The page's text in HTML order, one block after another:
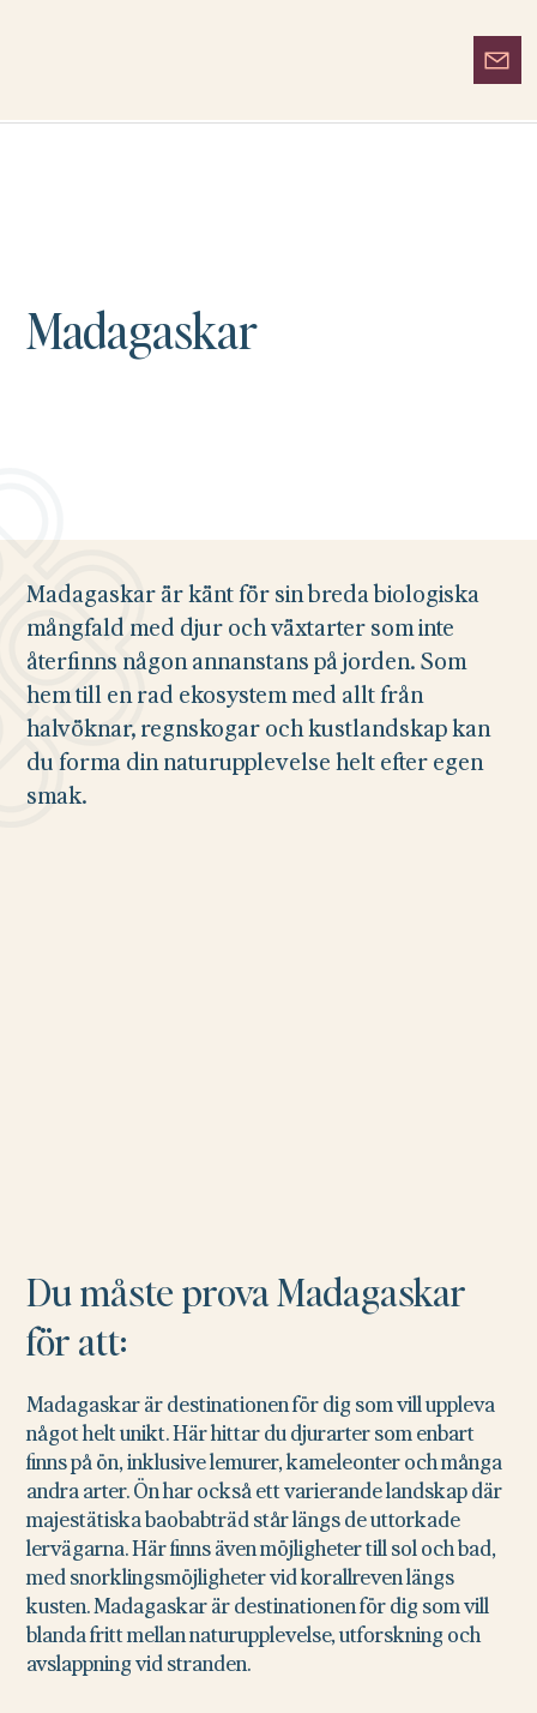
Madagaskar
Madagaskar är känt för sin breda biologiska
mångfald med djur och växtarter som inte
återfinns någon annanstans på jorden. Som
hem till en rad ekosystem med allt från
halvöknar, regnskogar och kustlandskap kan
du forma din naturupplevelse helt efter egen
smak.
Du måste prova Madagaskar
för att:
Madagaskar är destinationen för dig som vill uppleva
något helt unikt. Här hittar du djurarter som enbart
finns på ön, inklusive lemurer, kameleonter och många
andra arter. Ön har också ett varierande landskap där
majestätiska baobabträd står längs de uttorkade
lervägarna. Här finns även möjligheter till sol och bad,
med snorklingsmöjligheter vid korallreven längs
kusten. Madagaskar är destinationen för dig som vill
blanda fritt mellan naturupplevelse, utforskning och
avslappning vid stranden.